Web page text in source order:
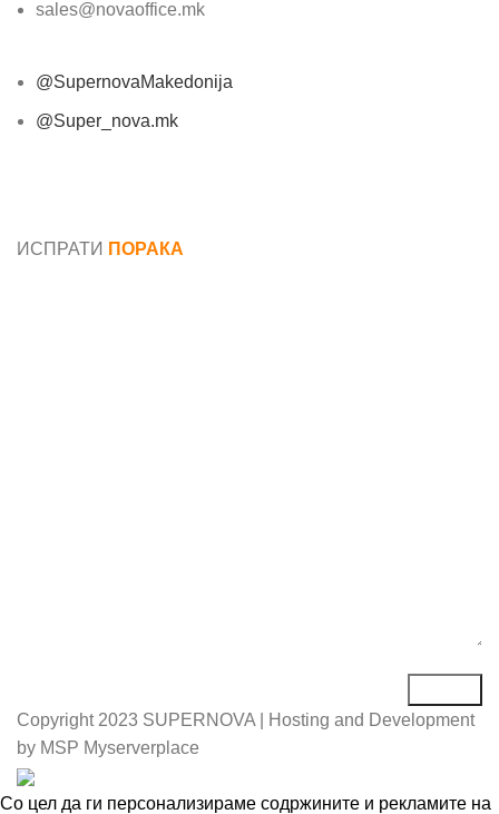
sales@novaoffice.mk
@SupernovaMakedonija
@Super_nova.mk
ИСПРАТИ ПОРАКА
Copyright 2023 SUPERNOVA | Hosting and Development
by MSP Myserverplace
Со цел да ги персонализираме содржините и рекламите на